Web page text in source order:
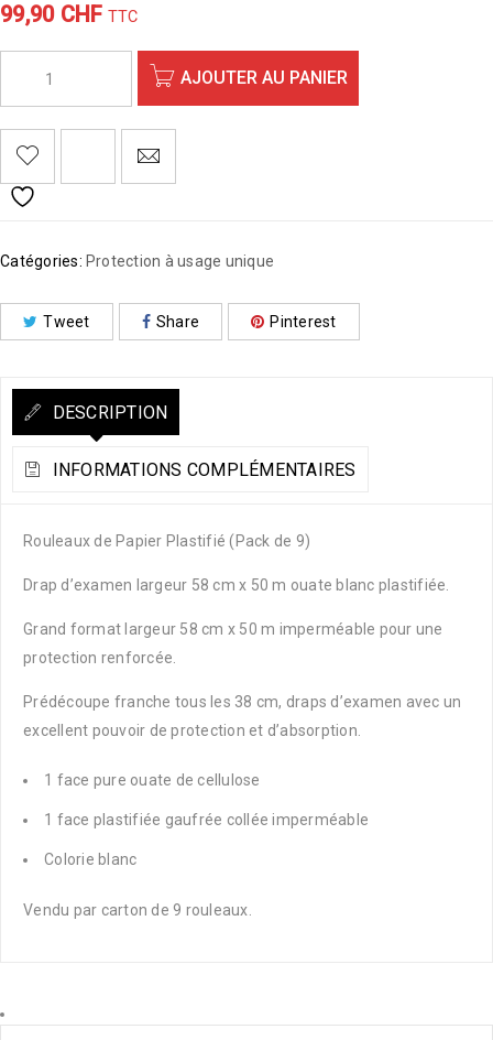
99,90 CHF TTC
AJOUTER AU PANIER
Catégories: Protection à usage unique
Tweet Share Pinterest
DESCRIPTION
INFORMATIONS COMPLÉMENTAIRES
Rouleaux de Papier Plastifié (Pack de 9)
Drap d’examen largeur 58 cm x 50 m ouate blanc plastifiée.
Grand format largeur 58 cm x 50 m imperméable pour une
protection renforcée.
Prédécoupe franche tous les 38 cm, draps d’examen avec un
excellent pouvoir de protection et d’absorption.
1 face pure ouate de cellulose
1 face plastifiée gaufrée collée imperméable
Colorie blanc
Vendu par carton de 9 rouleaux.